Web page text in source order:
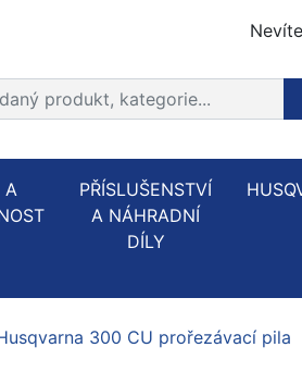
web
A
PŘÍSLUŠENSTVÍ
A NÁHRADNÍ
DÍLY
300 CU prořezávací pila